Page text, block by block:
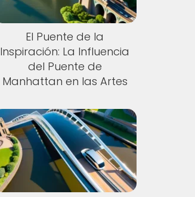
El Puente de la
Inspiración: La Influencia
del Puente de
Manhattan en las Artes